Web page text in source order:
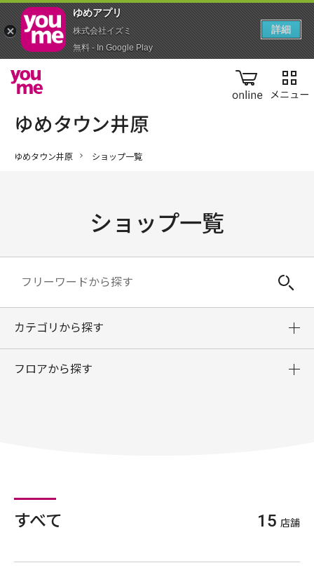
online
ゆめタウン井原 ショップ一覧
ショップ一覧
カテゴリから探す
フロアから探す
すべて 15 店舗
ゆめアプ‪リ‬
株式会社イズミ
無料 - In Google Play
詳細